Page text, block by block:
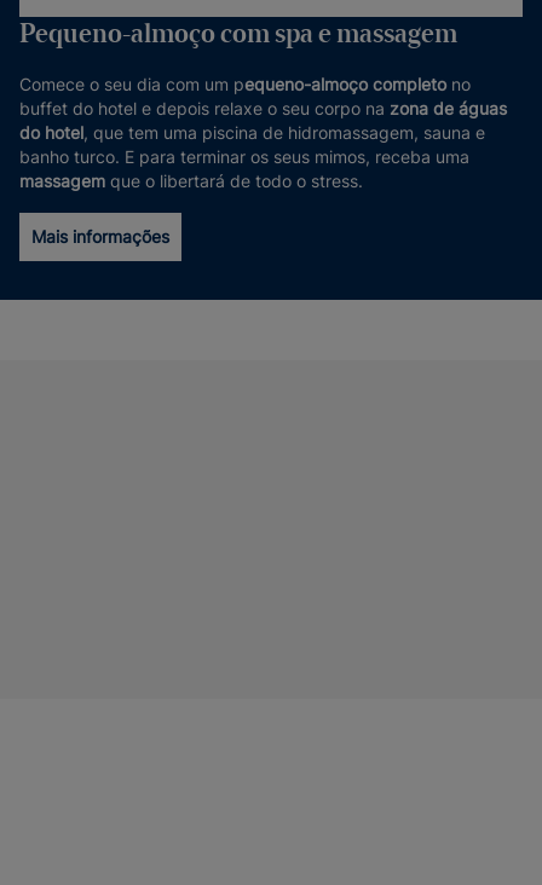
Pequeno-almoço com spa e massagem
Comece o seu dia com um pequeno-almoço completo no
buffet do hotel e depois relaxe o seu corpo na zona de águas
do hotel, que tem uma piscina de hidromassagem, sauna e
banho turco. E para terminar os seus mimos, receba uma
massagem que o libertará de todo o stress.
Mais informações